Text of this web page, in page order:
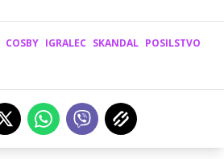
COSBY IGRALEC SKANDAL POSILSTVO